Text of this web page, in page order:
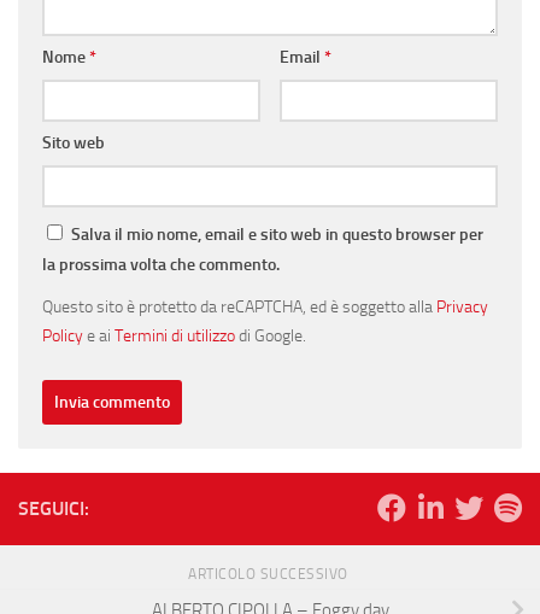
Nome* Email *
Sito web
Salva il mio nome, email e sito web in questo browser per
la prossima volta che commento.
Questo sito è protetto da reCAPTCHA, ed è soggetto alla Privacy
Policye ai Termini di utilizzodi Google.
SEGUICI:
ARTICOLO SUCCESSIVO